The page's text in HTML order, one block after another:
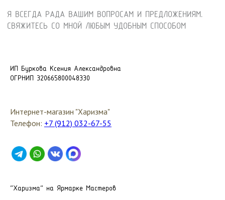
ИП Буркова Ксения Александровна
ОГРНИП 320665800048330
Интернет-магазин "Харизма"
Телефон: +7 (912) 032-67-55
"Харизма" на Ярмарке Мастеров